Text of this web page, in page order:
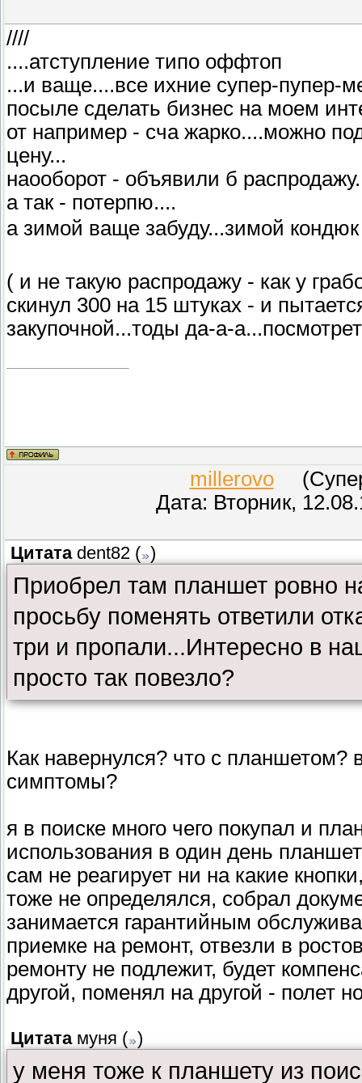
////
....атступление типо оффтоп
...и ваще....все ихние супер-пупер-
посыле сделать бизнес на моем
от например - сча жарко....можно
цену...
наооборот - объявили б
а так - потерпю....
а зимой ваще забуду...зимой
( и не такую распродажу - как у
скинул 300 на 15 штуках - и
закупочной...тоды да-а-
millerovo
Дата: Вторник,
Цитата dent82 ( )
Приобрел там планшет ровно
просьбу поменять ответили
три и пропали...Интересно в
просто так повезло?
Как навернулся? что с планшетом?
симптомы?
я в поиске много чего покупал и
использования в один день
сам не реагирует ни на какие
тоже не определялся, собрал
занимается гарантийным
приемке на ремонт, отвезли в
ремонту не подлежит, будет
другой, поменял на другой - полет
Цитата муня ( )
у меня тоже к планшету из